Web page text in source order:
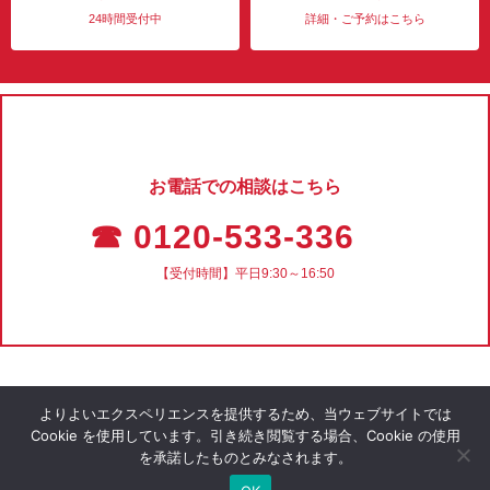
24時間受付中 詳細・ご予約はこちら
お電話での相談はこちら
☎ 0120-533-336
【受付時間】平日9:30～16:50
よりよいエクスペリエンスを提供するため、当ウェブサイトでは
Cookie を使用しています。引き続き閲覧する場合、Cookie の使用
を承諾したものとみなされます。